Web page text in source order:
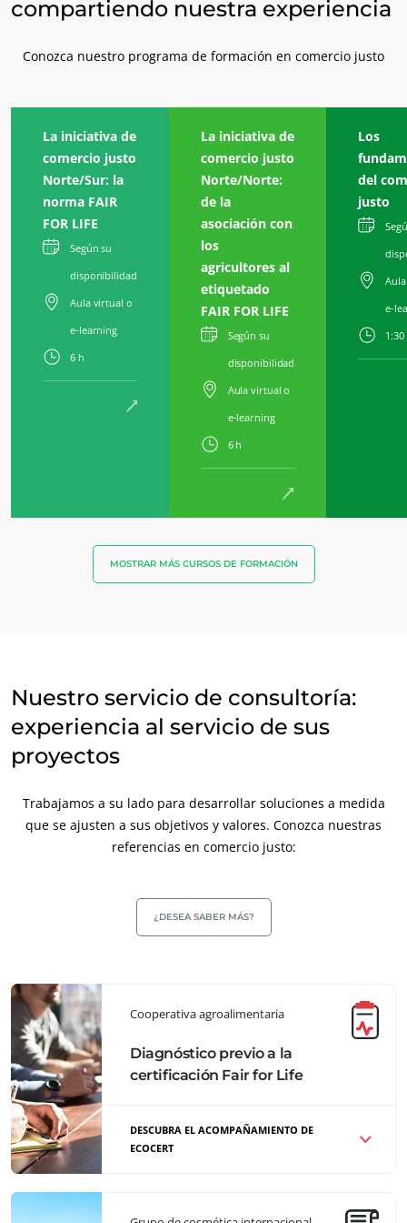
Agroalimentario
Cosméticos
Textiles
Productos del hogar
Materiales sostenibles
compartiendo nuestra experiencia
Conozca nuestro programa de formación en comercio justo
La iniciativa de
comercio justo
Norte/Sur: la
norma FAIR
FOR LIFE
Según su
disponibilidad
Aula virtual o
e-learning
6 h
La iniciativa de
comercio justo
Norte/Norte:
de la
asociación con
los
agricultores al
etiquetado
FAIR FOR LIFE
Según su
disponibilidad
Aula virtual o
e-learning
6 h
Los
del
justo
e-
1:30
MOSTRAR MÁS CURSOS DE FORMACIÓN
Nuestro servicio de consultoría:
experiencia al servicio de sus
proyectos
Trabajamos a su lado para desarrollar soluciones a medida
que se ajusten a sus objetivos y valores. Conozca nuestras
referencias en comercio justo:
¿DESEA SABER MÁS?
Cooperativa agroalimentaria
Diagnóstico previo a la
certificación Fair for Life
DESCUBRA EL ACOMPAÑAMIENTO DE
ECOCERT
el seno de una cooperativa con una gran